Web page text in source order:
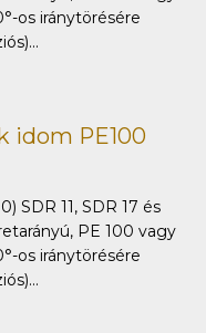
os iránytörésére
idom PE100
SDR 11, SDR 17 és
PE 100 vagy
os iránytörésére